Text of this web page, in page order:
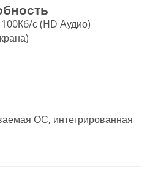
с (HD Аудио)
ОС, интегрированная